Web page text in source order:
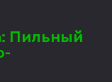
Пильный